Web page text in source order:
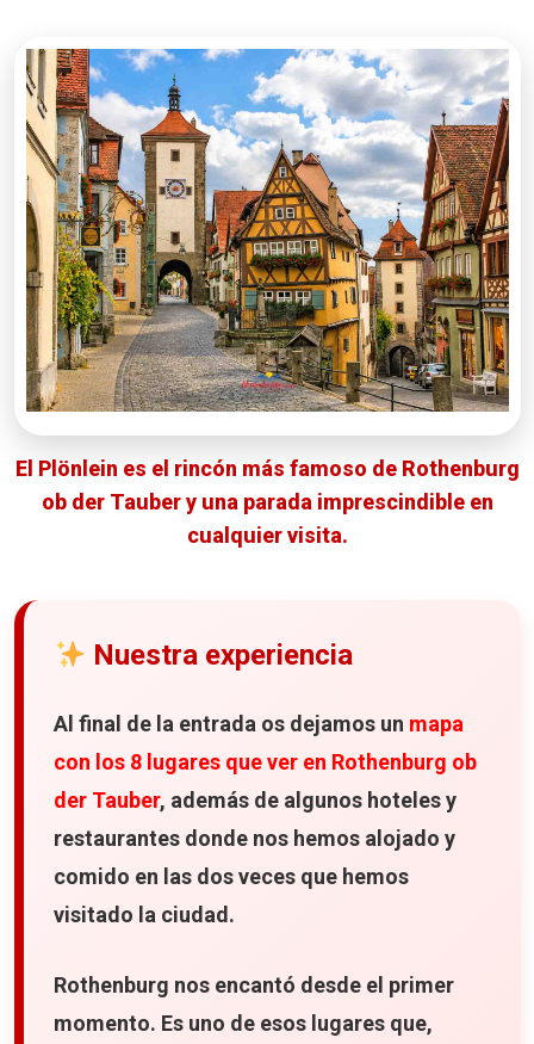
El Plönlein es el rincón más famoso de Rothenburg
ob der Tauber y una parada imprescindible en
cualquier visita.
Nuestra experiencia
Al final de la entrada os dejamos un mapa
con los 8 lugares que ver en Rothenburg ob
der Tauber, además de algunos hoteles y
restaurantes donde nos hemos alojado y
comido en las dos veces que hemos
visitado la ciudad.
Rothenburg nos encantó desde el primer
momento. Es uno de esos lugares que,